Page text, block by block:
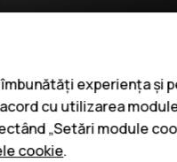
experiența și
cu utilizarea
„Setări module
cookie.